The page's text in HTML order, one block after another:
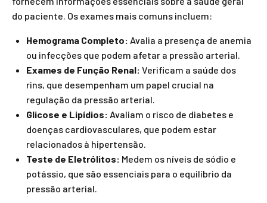
do paciente. Os exames mais comuns incluem:
Hemograma Completo: Avalia a presença de anemia
ou infecções que podem afetar a pressão arterial.
Exames de Função Renal: Verificam a saúde dos
rins, que desempenham um papel crucial na
regulação da pressão arterial.
Glicose e Lipídios: Avaliam o risco de diabetes e
doenças cardiovasculares, que podem estar
relacionados à hipertensão.
Teste de Eletrólitos: Medem os níveis de sódio e
potássio, que são essenciais para o equilíbrio da
pressão arterial.